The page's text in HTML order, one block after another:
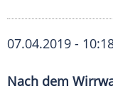
07.04.2019 -
Nach dem